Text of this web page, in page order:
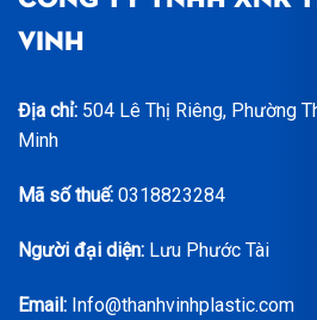
VINH
Địa chỉ: 504 Lê Thị Riêng, Phường
Minh
Mã số thuế: 0318823284
Người đại diện: Lưu Phước Tài
Email: Info@thanhvinhplastic.com